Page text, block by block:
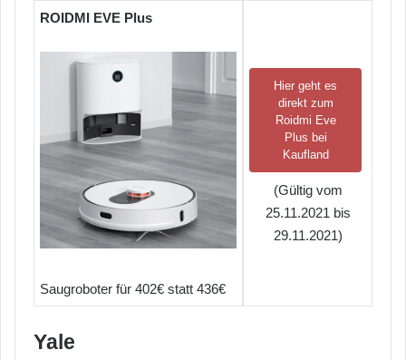
ROIDMI EVE Plus
Saugroboter für 402€ statt 436€
Hier geht es
direkt zum
Roidmi Eve
Plus bei
Kaufland
(Gültig vom
25.11.2021 bis
29.11.2021)
Yale